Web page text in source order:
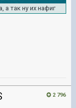
а так ну их нафиг
2 796